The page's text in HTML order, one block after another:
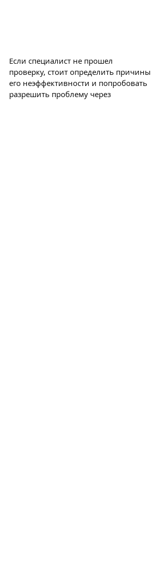
Если специалист не прошел
проверку, стоит определить причины
его неэффективности и попробовать
разрешить проблему через